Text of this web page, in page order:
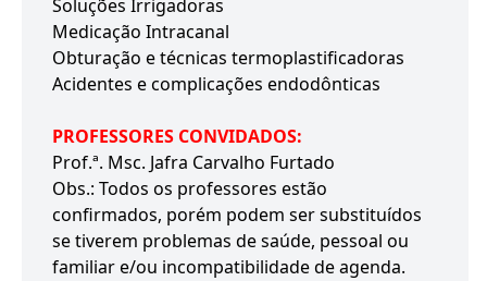
Soluções Irrigadoras
Medicação Intracanal
Obturação e técnicas termoplastificadoras
Acidentes e complicações endodônticas
PROFESSORES CONVIDADOS:
Prof.ª. Msc. Jafra Carvalho Furtado
Obs.: Todos os professores estão
confirmados, porém podem ser substituídos
se tiverem problemas de saúde, pessoal ou
familiar e/ou incompatibilidade de agenda.